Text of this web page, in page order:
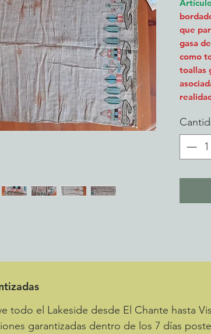
que
gasa
como
toallas
salir de
esto lo
nunca
todo el Lakeside desde El Chante hasta
garantizadas dentro de los 7 días